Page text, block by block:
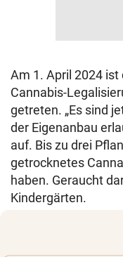
Am 1. April 2024
Cannabis-
getreten. „Es sind
der Eigenanbau
auf. Bis zu drei
getrocknetes
haben. Geraucht
Kindergärten.